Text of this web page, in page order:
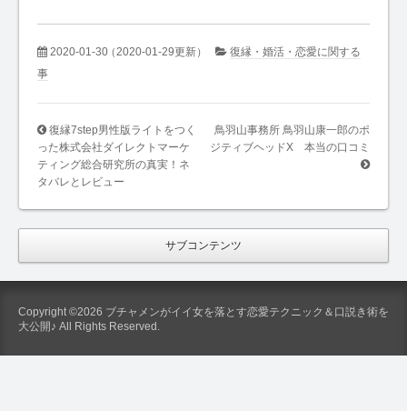
2020-01-30（2020-01-29更新）
復縁・婚活・恋愛に関する
事
復縁7step男性版ライトをつく
った株式会社ダイレクトマーケ
ティング総合研究所の真実！ネ
タバレとレビュー
鳥羽山事務所 鳥羽山康一郎のポ
ジティブヘッドX 本当の口コミ
サブコンテンツ
Copyright ©2026 ブチャメンがイイ女を落とす恋愛テクニック＆口説き術を
大公開♪ All Rights Reserved.